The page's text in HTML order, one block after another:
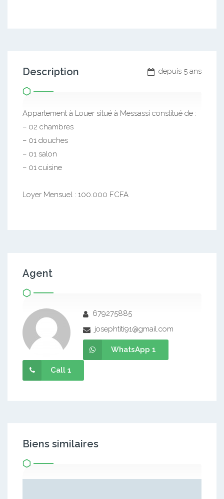
depuis 5 ans
Description
Appartement à Louer situé à Messassi constitué de :
– 02 chambres
– 01 douches
– 01 salon
– 01 cuisine
Loyer Mensuel : 100.000 FCFA
Agent
679275885
josephtiti91@gmail.com
WhatsApp 1
Call 1
Biens similaires